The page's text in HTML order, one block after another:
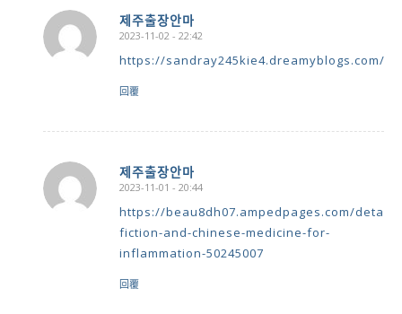
제주출장안마
says:
2023-11-02 - 22:42
https://sandray245kie4.dreamyblogs.com/
回覆
제주출장안마
says:
2023-11-01 - 20:44
https://beau8dh07.ampedpages.com/details-
fiction-and-chinese-medicine-for-
inflammation-50245007
回覆